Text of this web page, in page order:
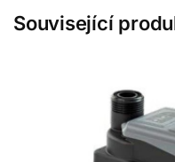
Související